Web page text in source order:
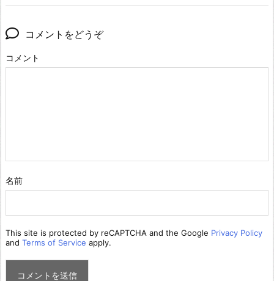
コメントをどうぞ
コメント
名前
This site is protected by reCAPTCHA and the Google Privacy Policy
and Terms of Service apply.